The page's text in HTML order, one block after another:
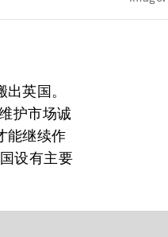
英国。
护市场诚
能继续作
设有主要